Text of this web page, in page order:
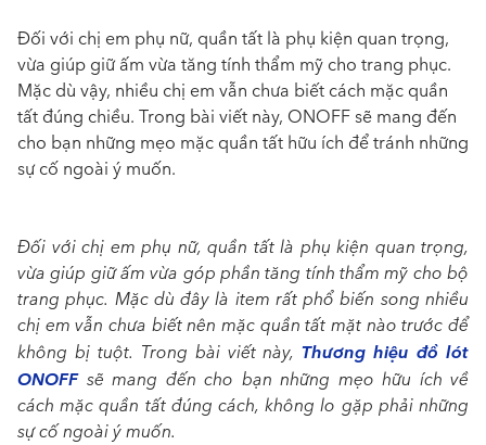
Đối với chị em phụ nữ, quần tất là phụ kiện quan trọng,
vừa giúp giữ ấm vừa tăng tính thẩm mỹ cho trang phục.
Mặc dù vậy, nhiều chị em vẫn chưa biết cách mặc quần
tất đúng chiều. Trong bài viết này, ONOFF sẽ mang đến
cho bạn những mẹo mặc quần tất hữu ích để tránh những
sự cố ngoài ý muốn.
Đối với chị em phụ nữ, quần tất là phụ kiện quan trọng,
vừa giúp giữ ấm vừa góp phần tăng tính thẩm mỹ cho bộ
trang phục. Mặc dù đây là item rất phổ biến song nhiều
chị em vẫn chưa biết nên mặc quần tất mặt nào trước để
không bị tuột. Trong bài viết này,Thương hiệu đồ lót
ONOFFsẽ mang đến cho bạn những mẹo hữu ích về
cách mặc quần tất đúng cách, không lo gặp phải những
sự cố ngoài ý muốn.